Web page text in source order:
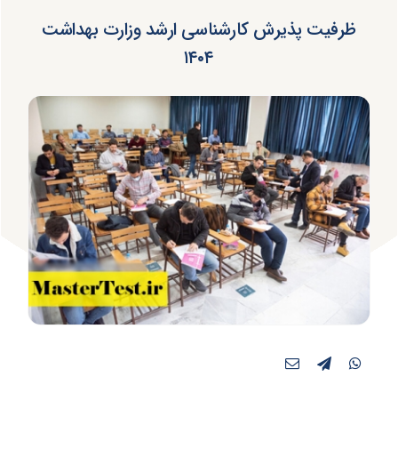
ظرفیت پذیرش کارشناسی ارشد وزارت بهداشت
۱۴۰۴